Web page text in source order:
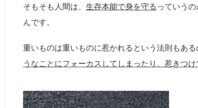
そもそも人間は、 生存本能で身を守るっていう
んです。
重いものは重いものに惹かれるという法則もあ
うなことにフォーカスしてしまったり、惹きつけ